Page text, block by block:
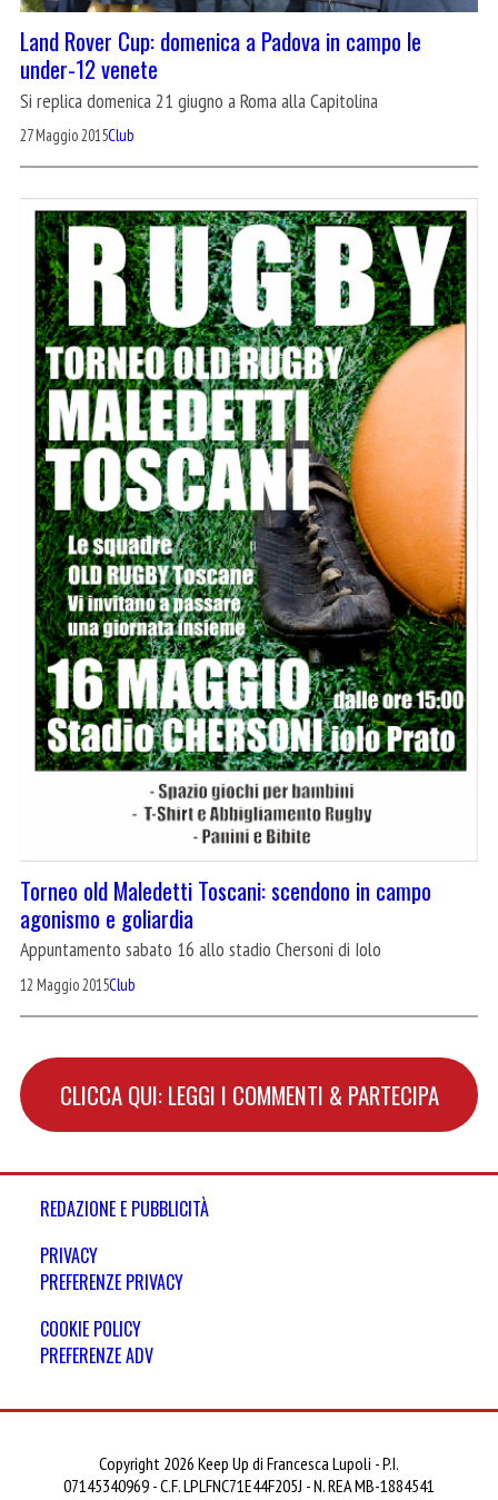
Land Rover Cup: domenica a Padova in campo le
under-12 venete
Si replica domenica 21 giugno a Roma alla Capitolina
27 Maggio 2015Club
Torneo old Maledetti Toscani: scendono in campo
agonismo e goliardia
Appuntamento sabato 16 allo stadio Chersoni di Iolo
12 Maggio 2015Club
CLICCA QUI: LEGGI I COMMENTI & PARTECIPA
REDAZIONE E PUBBLICITÀ
PRIVACY
PREFERENZE PRIVACY
COOKIE POLICY
PREFERENZE ADV
Copyright 2026 Keep Up di Francesca Lupoli - P.I.
07145340969 - C.F. LPLFNC71E44F205J - N. REA MB-1884541